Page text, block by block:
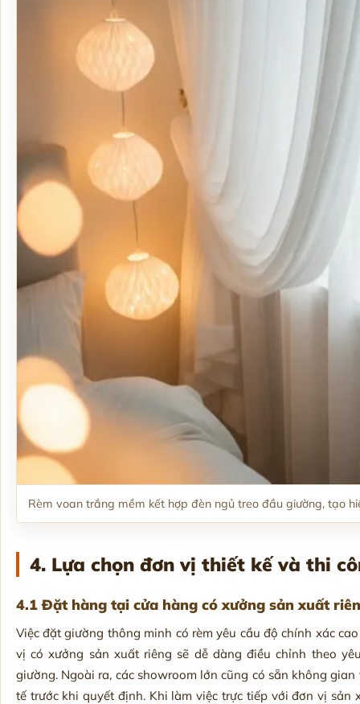
Rèm voan trắng mềm kết hợp đèn ngủ treo đầu giường, tạo
4. Lựa chọn đơn vị thiết kế và thi
4.1 Đặt hàng tại cửa hàng có xưởng sản xuất
Việc đặt giường thông minh có rèm yêu cầu độ chính xác
vị có xưởng sản xuất riêng sẽ dễ dàng điều chỉnh theo
giường. Ngoài ra, các showroom lớn cũng có sẵn không
tế trước khi quyết định. Khi làm việc trực tiếp với đơn vị